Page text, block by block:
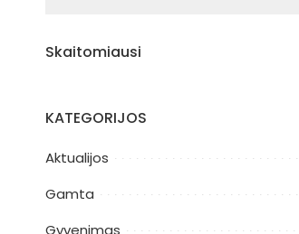
Skaitomiausi
KATEGORIJOS
Aktualijos
Gamta
Gyvenimas